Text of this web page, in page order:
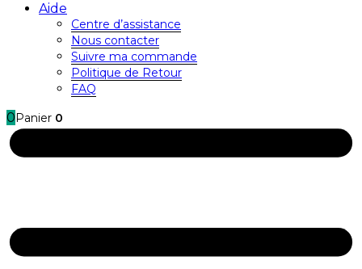
Aide
Centre d’assistance
Nous contacter
Suivre ma commande
Politique de Retour
FAQ
0 Panier 0